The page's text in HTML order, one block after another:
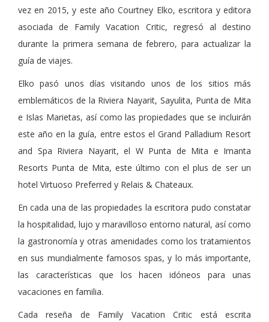
vez en 2015, y este año Courtney Elko, escritora y editora
asociada de Family Vacation Critic, regresó al destino
durante la primera semana de febrero, para actualizar la
guía de viajes.
Elko pasó unos días visitando unos de los sitios más
emblemáticos de la Riviera Nayarit, Sayulita, Punta de Mita
e Islas Marietas, así como las propiedades que se incluirán
este año en la guía, entre estos el Grand Palladium Resort
and Spa Riviera Nayarit, el W Punta de Mita e Imanta
Resorts Punta de Mita, este último con el plus de ser un
hotel Virtuoso Preferred y Relais & Chateaux.
En cada una de las propiedades la escritora pudo constatar
la hospitalidad, lujo y maravilloso entorno natural, así como
la gastronomía y otras amenidades como los tratamientos
en sus mundialmente famosos spas, y lo más importante,
las características que los hacen idóneos para unas
vacaciones en familia.
Cada reseña de Family Vacation Critic está escrita